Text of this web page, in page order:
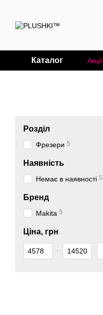
Каталог Акції
Розділ
Фрезери 5
Наявність
Немає в наявності 5
Бренд
Makita 5
Ціна, грн
Від Ціна, грн
До Ціна, грн